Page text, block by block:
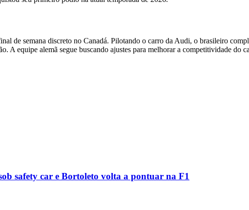
de semana discreto no Canadá. Pilotando o carro da Audi, o brasileiro
A equipe alemã segue buscando ajustes para melhorar a competitividade do
safety car e Bortoleto volta a pontuar na F1